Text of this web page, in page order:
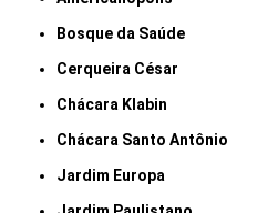
Bosque da Saúde
Cerqueira César
Chácara Klabin
Chácara Santo Antônio
Jardim Europa